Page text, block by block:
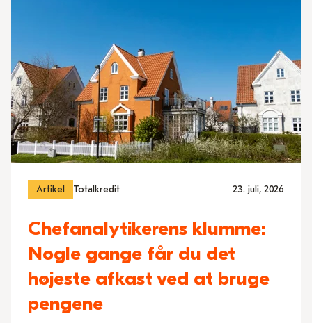
Artikel Totalkredit 23. juli, 2026
Chefanalytikerens klumme:
Nogle gange får du det
højeste afkast ved at bruge
pengene